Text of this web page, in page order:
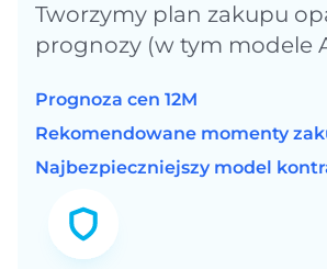
Tworzymy plan zakupu
prognozy (w tym modele
Prognoza cen 12M
Rekomendowane momenty
Najbezpieczniejszy model